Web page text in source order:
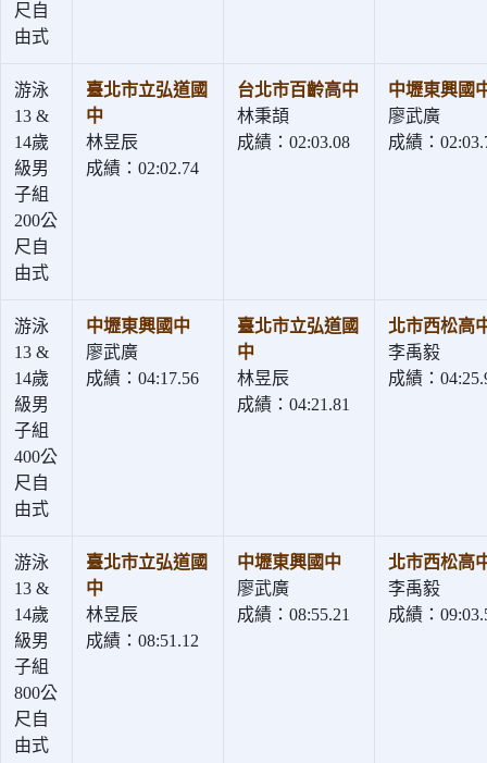
尺自
由式
游泳
13 &
14歲
級男
子組
200公
尺自
由式
臺北市立弘道國
中
林昱辰
成績：02:02.74
台北市百齡高中
林秉頡
成績：02:03.08
中壢東興國
廖武廣
成績：
游泳
13 &
14歲
級男
子組
400公
尺自
由式
中壢東興國中
廖武廣
成績：04:17.56
臺北市立弘道國
中
林昱辰
成績：04:21.81
北市西松高
李禹毅
成績：
游泳
13 &
14歲
級男
子組
800公
尺自
由式
臺北市立弘道國
中
林昱辰
成績：08:51.12
中壢東興國中
廖武廣
成績：08:55.21
北市西松高
李禹毅
成績：